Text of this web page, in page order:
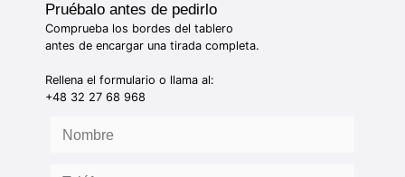
Pruébalo antes de pedirlo
Comprueba los bordes del tablero
antes de encargar una tirada completa.
Rellena el formulario o llama al:
+48 32 27 68 968